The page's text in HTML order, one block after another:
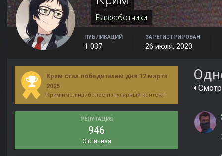
Разработчики
ПУБЛИКАЦИЙ
1 037
ЗАРЕГИСТРИРОВАН
26 июля, 2020
Крим стал победителем дня 12 марта
2025
Крим имел наиболее популярный контент!
РЕПУТАЦИЯ
946
Отличная